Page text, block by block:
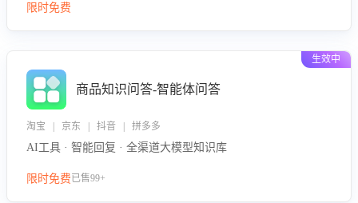
限时免费
生效中
商品知识问答-智能体问答
淘宝 | 京东 | 抖音 | 拼多多
AI工具 · 智能回复 · 全渠道大模型知识库
限时免费已售99+